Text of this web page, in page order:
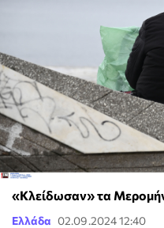
«Κλείδωσαν» τα
Ελλάδα 02.09.2024 12:40